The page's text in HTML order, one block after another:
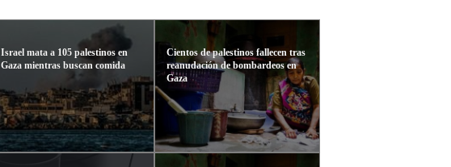
Israel mata a 105 palestinos en
Gaza mientras buscan comida
Cientos de palestinos fallecen tras
reanudación de bombardeos en
Gaza